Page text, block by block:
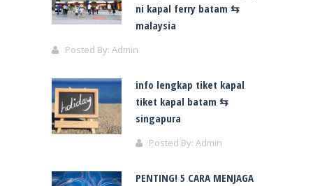
ni kapal ferry batam ⇆
malaysia
Posted By: Admin
info lengkap tiket kapal
tiket kapal batam ⇆
singapura
Posted By: Admin
PENTING! 5 CARA MENJAGA